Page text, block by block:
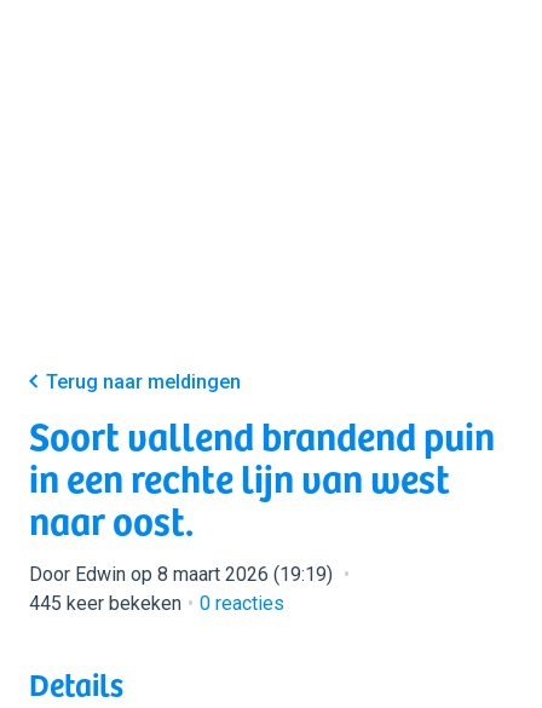
Terug naar meldingen
Soort vallend brandend puin
in een rechte lijn van west
naar oost.
Door Edwin op 8 maart 2026 (19:19)
445 keer bekeken
0 reacties
Details